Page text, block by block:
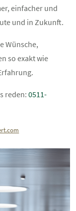
einfacher und
und in Zukunft.
Wünsche,
so exakt wie
reden: 0511-